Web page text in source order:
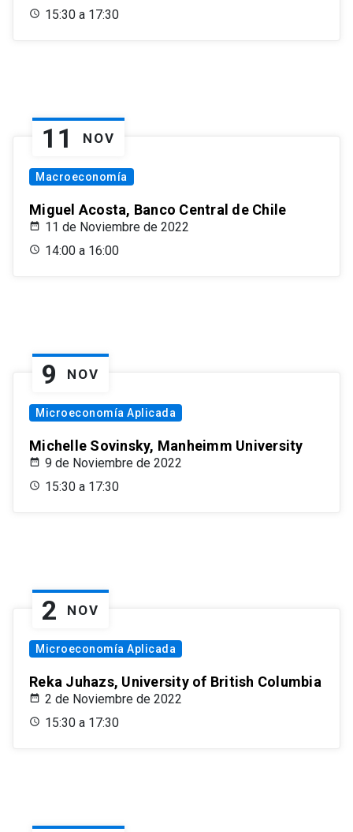
15:30 a 17:30
11 NOV
Macroeconomía
Miguel Acosta, Banco Central de Chile
11 de Noviembre de 2022
14:00 a 16:00
9 NOV
Microeconomía Aplicada
Michelle Sovinsky, Manheimm University
9 de Noviembre de 2022
15:30 a 17:30
2 NOV
Microeconomía Aplicada
Reka Juhazs, University of British Columbia
2 de Noviembre de 2022
15:30 a 17:30